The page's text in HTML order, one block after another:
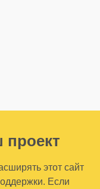
этот сайт
Если